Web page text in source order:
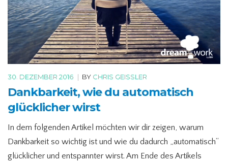
30. DEZEMBER 2016 | BY CHRIS GEISSLER
Dankbarkeit, wie du automatisch
glücklicher wirst
In dem folgenden Artikel möchten wir dir zeigen, warum
Dankbarkeit so wichtig ist und wie du dadurch „automatisch“
glücklicher und entspannter wirst. Am Ende des Artikels